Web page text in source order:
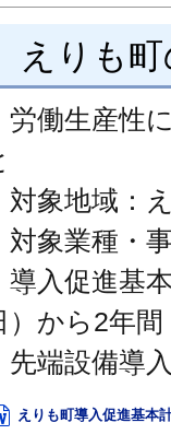
りも町
労働生産性
対象地域：
対象業種・
導入促進基
）から2年間
先端設備導
えりも町導入促進基本